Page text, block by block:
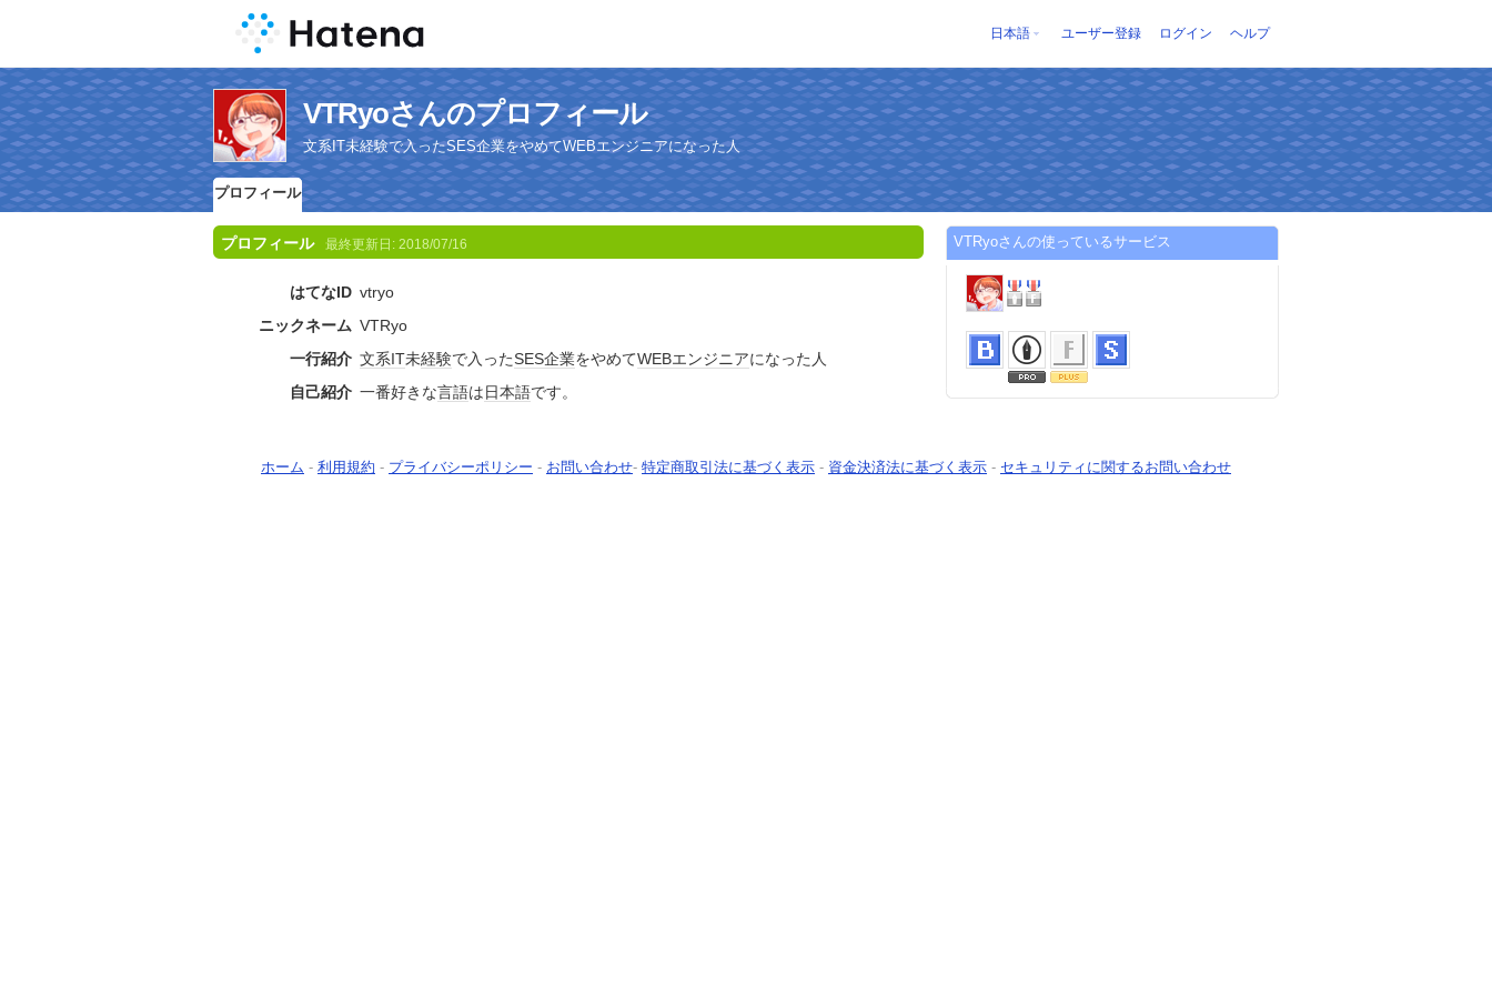
日本語 ユーザー登録 ログイン ヘルプ
VTRyoさんのプロフィール
文系IT未経験で入ったSES企業をやめてWEBエンジニアになった人
プロフィール
プロフィール 最終更新日: 2018/07/16
はてなID vtryo
ニックネーム VTRyo
一行紹介 文系IT未経験で入ったSES企業をやめてWEBエンジニアになった人
自己紹介 一番好きな言語は日本語です。
VTRyoさんの使っているサービス
ホーム - 利用規約 - プライバシーポリシー - お問い合わせ- 特定商取引法に基づく表示 - 資金決済法に基づく表示 - セキュリティに関するお問い合わせ